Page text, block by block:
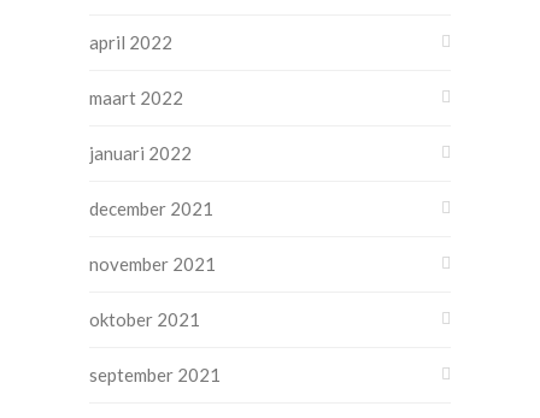
april 2022
maart 2022
januari 2022
december 2021
november 2021
oktober 2021
september 2021